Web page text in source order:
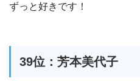
ずっと好きです！
39位：芳本美代子